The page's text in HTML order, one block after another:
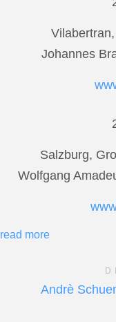
Johannes
Salzburg,
Wolfgang
read more
Andrè